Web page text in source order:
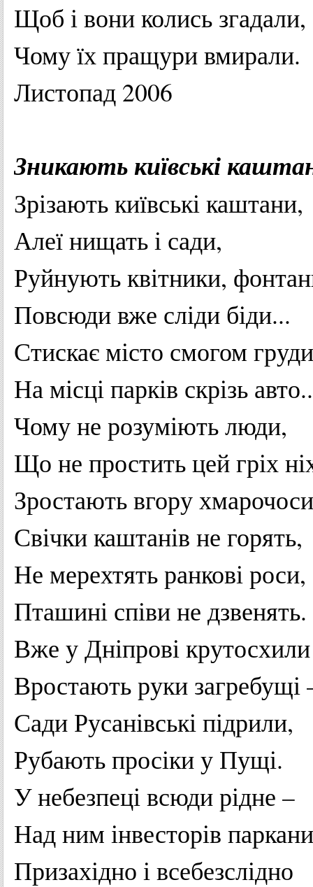
Щоб івониколись згадали,
Чомуїхпращуривмирали.
Листопад 2006
Зникаютькиївські
Зрізаютькиївськікаштани,
Алеїнищатьі сади,
Руйнуютьквітники,
Повсюдивже сліди біди...
Стискаємісто смогом груди
Намісціпарків скрізь авто
Чомуне розуміютьлюди,
Що не проститьцейгріх
Зростаютьвгорухмарочоси
Свічкикаштанів не горять,
Не мерехтятьранковіроси,
Пташині співине дзвенять.
Вже уДніпровікрутосхили
Вростаютьруки загребущі
Сади Русанівськіпідрили,
Рубаютьпросікиу Пущі.
Унебезпецівсюдирідне –
Над ним інвесторів паркани
Призахідно івсебезслідно